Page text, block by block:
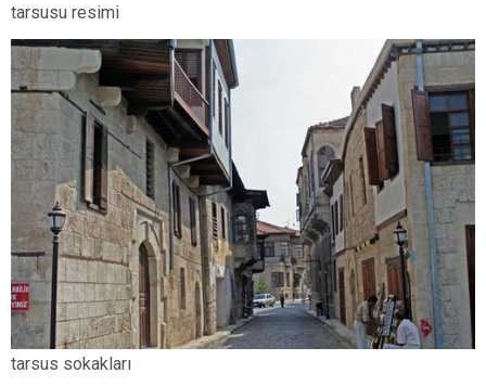
tarsusu resimi
tarsus sokakları